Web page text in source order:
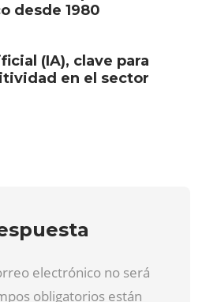
desde 1980
(IA), clave para
en el sector
electrónico no será
obligatorios están